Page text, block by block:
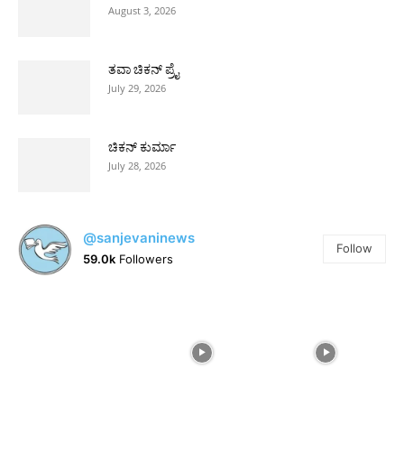
August 3, 2026
ತವಾ ಚಿಕನ್ ಪ್ರೈ
July 29, 2026
ಚಿಕನ್ ಕುರ್ಮಾ
July 28, 2026
@sanjevaninews
59.0k Followers
Follow